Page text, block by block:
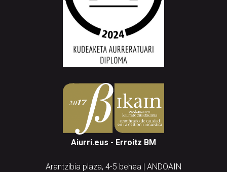
Aiurri.eus - Erroitz BM
Arantzibia plaza, 4-5 behea | ANDOAIN